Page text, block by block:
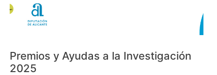
Premios y Ayudas a la Investigación
2025